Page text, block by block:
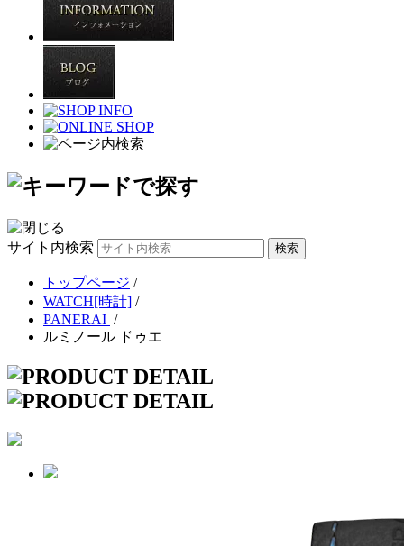
サイト内検索
トップページ /
WATCH[時計] /
PANERAI /
ルミノール ドゥエ